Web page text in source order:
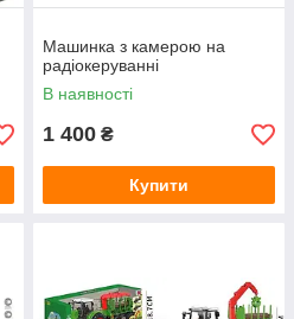
Машинка з камерою на
радіокеруванні
В наявності
1 400 ₴
Купити